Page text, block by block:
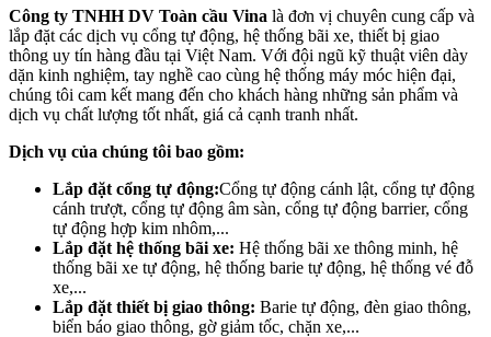
Công ty TNHH DV Toàn cầu Vina là đơn vị chuyên cung cấp và
lắp đặt các dịch vụ cổng tự động, hệ thống bãi xe, thiết bị giao
thông uy tín hàng đầu tại Việt Nam. Với đội ngũ kỹ thuật viên dày
dặn kinh nghiệm, tay nghề cao cùng hệ thống máy móc hiện đại,
chúng tôi cam kết mang đến cho khách hàng những sản phẩm và
dịch vụ chất lượng tốt nhất, giá cả cạnh tranh nhất.
Dịch vụ của chúng tôi bao gồm:
Lắp đặt cổng tự động:Cổng tự động cánh lật, cổng tự động
cánh trượt, cổng tự động âm sàn, cổng tự động barrier, cổng
tự động hợp kim nhôm,...
Lắp đặt hệ thống bãi xe: Hệ thống bãi xe thông minh, hệ
thống bãi xe tự động, hệ thống barie tự động, hệ thống vé đỗ
xe,...
Lắp đặt thiết bị giao thông: Barie tự động, đèn giao thông,
biển báo giao thông, gờ giảm tốc, chặn xe,...